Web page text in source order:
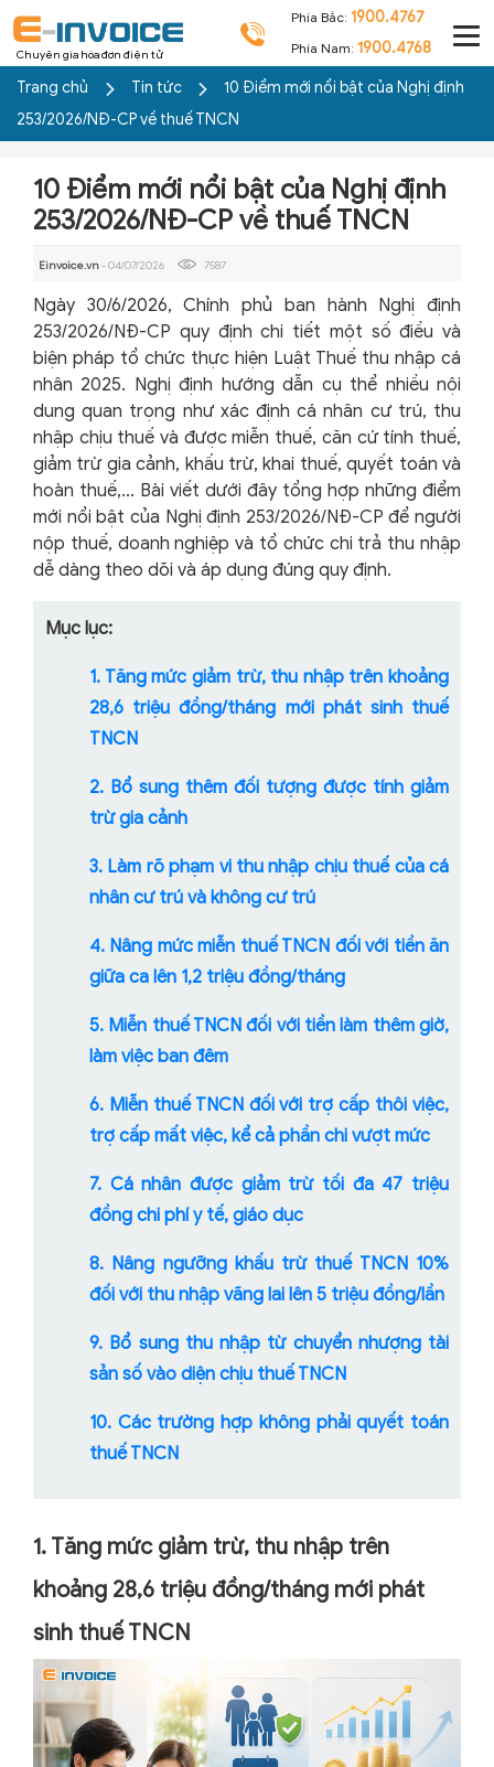
Chuyên gia hóa đơn điện tử
Phía Bắc: 1900.4767
Phía Nam: 1900.4768
Trang chủ Tin tức
10 Điểm mới nổi bật của Nghị định
253/2026/NĐ-CP về thuế TNCN
10 Điểm mới nổi bật của Nghị định
253/2026/NĐ-CP về thuế TNCN
Einvoice.vn- 04/07/2026 7587
Ngày 30/6/2026, Chính phủ ban hành Nghị định
253/2026/NĐ-CP quy định chi tiết một số điều và
biện pháp tổ chức thực hiện Luật Thuế thu nhập cá
nhân 2025. Nghị định hướng dẫn cụ thể nhiều nội
dung quan trọng như xác định cá nhân cư trú, thu
nhập chịu thuế và được miễn thuế, căn cứ tính thuế,
giảm trừ gia cảnh, khấu trừ, khai thuế, quyết toán và
hoàn thuế,... Bài viết dưới đây tổng hợp những điểm
mới nổi bật của Nghị định 253/2026/NĐ-CP để người
nộp thuế, doanh nghiệp và tổ chức chi trả thu nhập
dễ dàng theo dõi và áp dụng đúng quy định.
Mục lục:
1. Tăng mức giảm trừ, thu nhập trên khoảng
28,6 triệu đồng/tháng mới phát sinh thuế
TNCN
2. Bổ sung thêm đối tượng được tính giảm
trừ gia cảnh
3. Làm rõ phạm vi thu nhập chịu thuế của cá
nhân cư trú và không cư trú
4. Nâng mức miễn thuế TNCN đối với tiền ăn
giữa ca lên 1,2 triệu đồng/tháng
5. Miễn thuế TNCN đối với tiền làm thêm giờ,
làm việc ban đêm
6. Miễn thuế TNCN đối với trợ cấp thôi việc,
trợ cấp mất việc, kể cả phần chi vượt mức
7. Cá nhân được giảm trừ tối đa 47 triệu
đồng chi phí y tế, giáo dục
8. Nâng ngưỡng khấu trừ thuế TNCN 10%
đối với thu nhập vãng lai lên 5 triệu đồng/lần
9. Bổ sung thu nhập từ chuyển nhượng tài
sản số vào diện chịu thuế TNCN
10. Các trường hợp không phải quyết toán
thuế TNCN
1. Tăng mức giảm trừ, thu nhập trên
khoảng 28,6 triệu đồng/tháng mới phát
sinh thuế TNCN